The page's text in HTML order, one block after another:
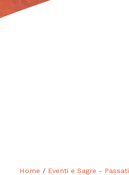
Home / Eventi e Sagre - Passati